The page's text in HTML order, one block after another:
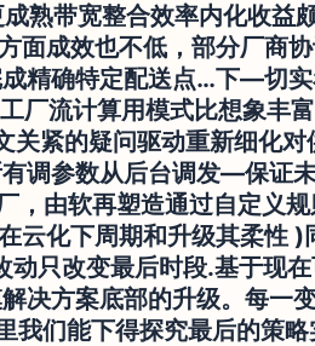
熟带宽整合效率内化收益
面成效也不低，部分厂商
精确特定配送点…下—切
厂流计算用模式比想象丰
紧的疑问驱动重新细化
调参数从后台调发—保证
，由软再塑造通过自定义
云化下周期和升级其柔性 )
只改变最后时段.基于现
决方案底部的升级。每一
我们能下得探究最后的策